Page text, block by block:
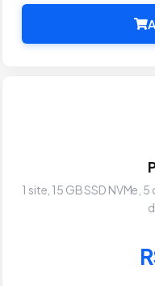
1 site, 15 GB SSD NVMe,